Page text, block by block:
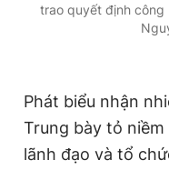
trao quyết định công
Phát biểu nhận
Trung bày tỏ
lãnh đạo và tổ